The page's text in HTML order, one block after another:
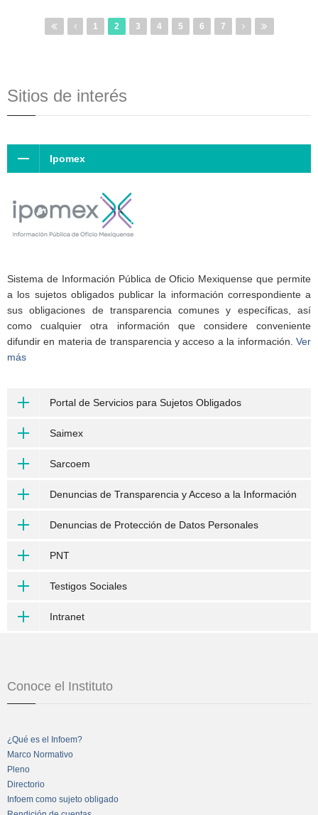
1 2 3 4 5 6 7
Sitios de interés
Ipomex
Sistema de Información Pública de Oficio Mexiquense que permite
a los sujetos obligados publicar la información correspondiente a
sus obligaciones de transparencia comunes y específicas, así
como cualquier otra información que considere conveniente
difundir en materia de transparencia y acceso a la información. Ver
más
Portal de Servicios para Sujetos Obligados
Saimex
Sarcoem
Denuncias de Transparencia y Acceso a la Información
Denuncias de Protección de Datos Personales
PNT
Testigos Sociales
Intranet
Conoce el Instituto
¿Qué es el Infoem?
Marco Normativo
Pleno
Directorio
Infoem como sujeto obligado